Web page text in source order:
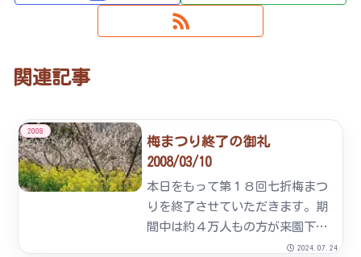
関連記事
2008
梅まつり終了の御礼
2008/03/10
本日をもって第１８回七折梅まつ
りを終了させていただきます。期
間中は約４万人もの方が来園下さ
いました。医療大学の生徒さんの
2024.07.24